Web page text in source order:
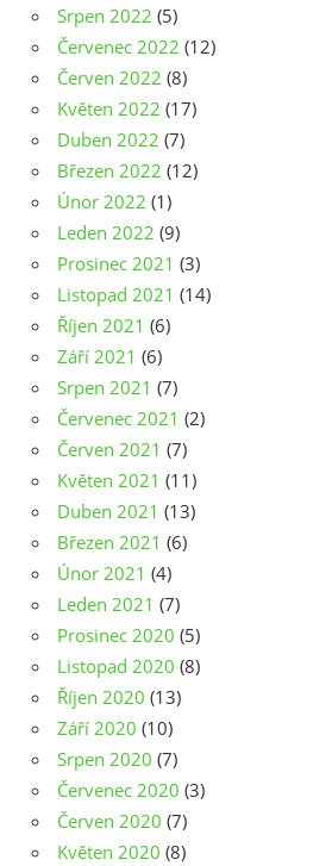
Srpen 2022 (5)
Červenec 2022 (12)
Červen 2022 (8)
Květen 2022 (17)
Duben 2022 (7)
Březen 2022 (12)
Únor 2022 (1)
Leden 2022 (9)
Prosinec 2021 (3)
Listopad 2021 (14)
Říjen 2021 (6)
Září 2021 (6)
Srpen 2021 (7)
Červenec 2021 (2)
Červen 2021 (7)
Květen 2021 (11)
Duben 2021 (13)
Březen 2021 (6)
Únor 2021 (4)
Leden 2021 (7)
Prosinec 2020 (5)
Listopad 2020 (8)
Říjen 2020 (13)
Září 2020 (10)
Srpen 2020 (7)
Červenec 2020 (3)
Červen 2020 (7)
Květen 2020 (8)